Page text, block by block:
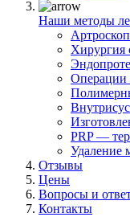
Наши методы
Хирургия
Операции
PRP —
Удаление
Отзывы
Цены
Вопросы и
Контакты